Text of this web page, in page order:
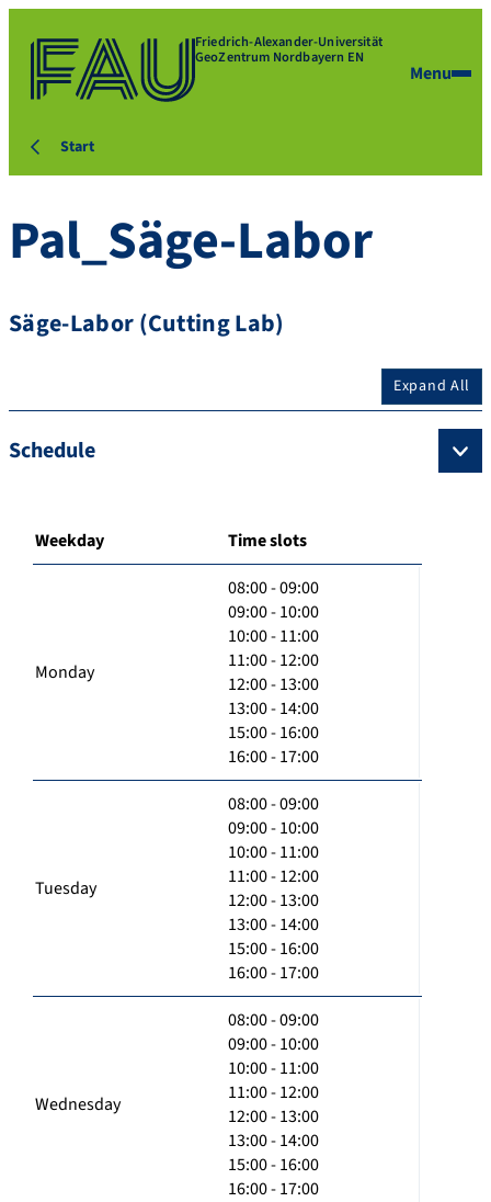
Friedrich-Alexander-Universität
GeoZentrum Nordbayern EN
Menu
Start
Pal_Säge-Labor
Säge-Labor (Cutting Lab)
Expand All
Schedule
Weekday Time slots
Monday
08:00 - 09:00
09:00 - 10:00
10:00 - 11:00
11:00 - 12:00
12:00 - 13:00
13:00 - 14:00
15:00 - 16:00
16:00 - 17:00
Tuesday
08:00 - 09:00
09:00 - 10:00
10:00 - 11:00
11:00 - 12:00
12:00 - 13:00
13:00 - 14:00
15:00 - 16:00
16:00 - 17:00
Wednesday
08:00 - 09:00
09:00 - 10:00
10:00 - 11:00
11:00 - 12:00
12:00 - 13:00
13:00 - 14:00
15:00 - 16:00
16:00 - 17:00